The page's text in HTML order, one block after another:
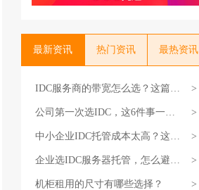
最新资讯 热门资讯 最热资讯
IDC服务商的带宽怎么选？这篇教
你不花冤枉钱
>
公司第一次选IDC，这6件事一定
要搞清楚
>
中小企业IDC托管成本太高？这3
个省钱技巧试试
>
企业选IDC服务器托管，怎么避坑
不花冤枉钱？
>
机柜租用的尺寸有哪些选择？ >